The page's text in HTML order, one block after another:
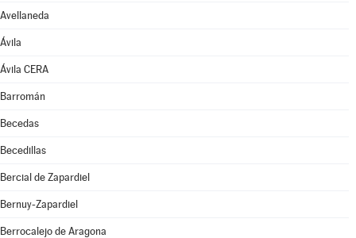
Avellaneda
Ávila
Ávila CERA
Barromán
Becedas
Becedillas
Bercial de Zapardiel
Bernuy-Zapardiel
Berrocalejo de Aragona